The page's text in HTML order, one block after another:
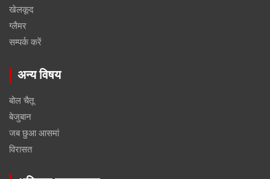
खेलकूद
ग्लैमर
सम्पर्क करें
अन्य विषय
बोल चैतू
बेजुबान
जब छुआ आसमां
विरासत